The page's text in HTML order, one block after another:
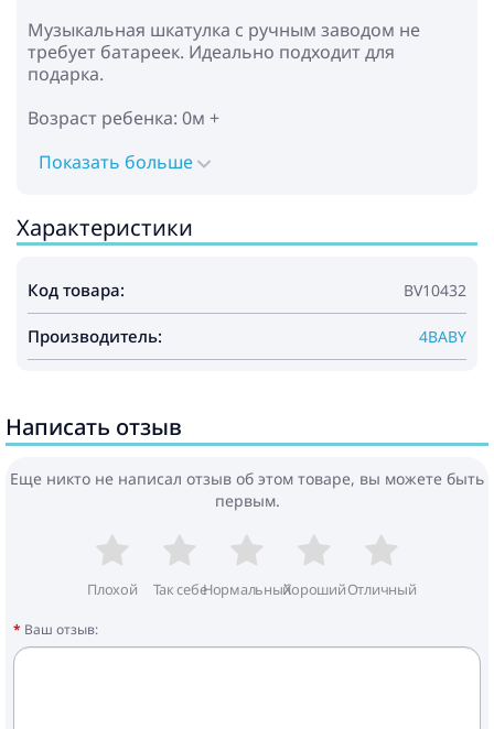
Музыкальная шкатулка с ручным заводом не
требует батареек. Идеально подходит для
подарка.
Возраст ребенка: 0м +
Показать больше
Характеристики
Код товара: BV10432
Производитель: 4BABY
Написать отзыв
Еще никто не написал отзыв об этом товаре, вы можете быть
первым.
Плохой Так себеНормальныйХорошийОтличный
Ваш отзыв: